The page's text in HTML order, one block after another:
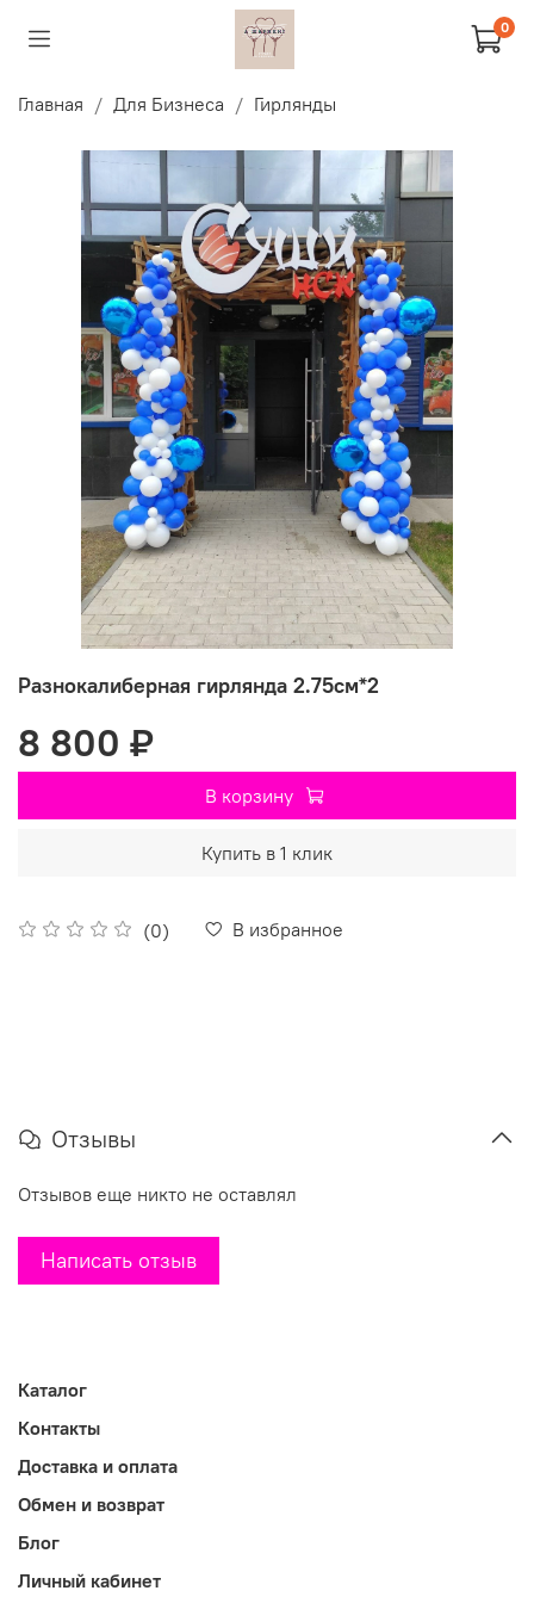
0
Главная Для Бизнеса Гирлянды
Разнокалиберная гирлянда 2.75см*2
(0) В избранное
8 800 ₽
В корзину
Купить в 1 клик
Отзывы
Отзывов еще никто не оставлял
Написать отзыв
Каталог
Контакты
Доставка и оплата
Обмен и возврат
Блог
Личный кабинет